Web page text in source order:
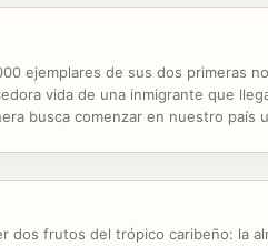
ejemplares de sus dos primeras
vida de una inmigrante que
busca comenzar en nuestro
dos frutos del trópico caribeño: la